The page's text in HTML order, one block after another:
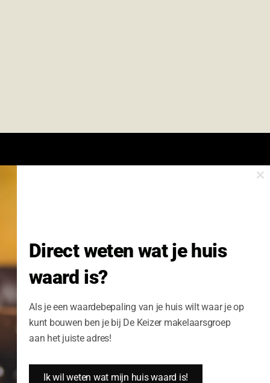
nieuwsbrief.
Volledige Naam:
Schrijf me nu in
Direct weten wat je huis
waard is?
Als je een waardebepaling van je huis wilt waar je op
kunt bouwen ben je bij De Keizer makelaarsgroep
aan het juiste adres!
Ik wil weten wat mijn huis waard is!